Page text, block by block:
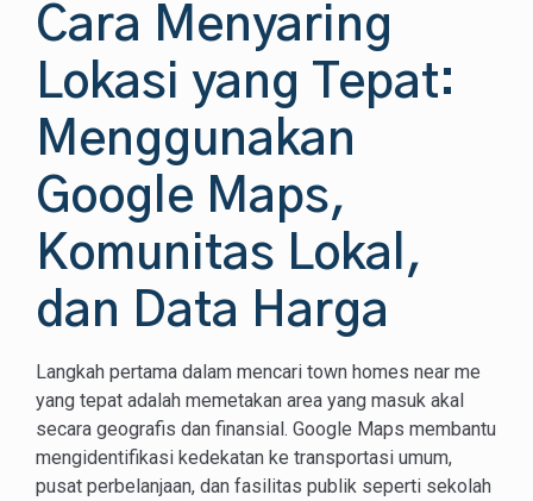
Cara Menyaring
Lokasi yang Tepat:
Menggunakan
Google Maps,
Komunitas Lokal,
dan Data Harga
Langkah pertama dalam mencari town homes near me
yang tepat adalah memetakan area yang masuk akal
secara geografis dan finansial. Google Maps membantu
mengidentifikasi kedekatan ke transportasi umum,
pusat perbelanjaan, dan fasilitas publik seperti sekolah